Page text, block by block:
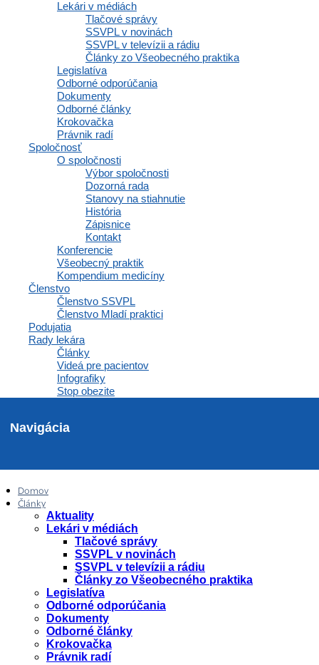
Lekári v médiách
Tlačové správy
SSVPL v novinách
SSVPL v televízii a rádiu
Články zo Všeobecného praktika
Legislatíva
Odborné odporúčania
Dokumenty
Odborné články
Krokovačka
Právnik radí
Spoločnosť
O spoločnosti
Výbor spoločnosti
Dozorná rada
Stanovy na stiahnutie
História
Zápisnice
Kontakt
Konferencie
Všeobecný praktik
Kompendium medicíny
Členstvo
Členstvo SSVPL
Členstvo Mladí praktici
Podujatia
Rady lekára
Články
Videá pre pacientov
Infografiky
Stop obezite
Polianky 5, 841 01 Bratislava
Členstvo
Osobné informácie a profil
Vzdelávacie materiály a odborné zdroje
Zápisnice a interné dokumenty spoločnosti
Komunikácia a správy
Inzercia abmulancií
Domovská stránka
Osobné informácie a profil
Výhody a zľavy
Vzdelávacie materiály a odborné zdroje
Zápisnice a interné dokumenty spoločnosti
Komunikácia a správy
Inzercia abmulancií
Domovská stránka
Navigácia
Domov
Články
Aktuality
Lekári v médiách
Tlačové správy
SSVPL v novinách
SSVPL v televízii a rádiu
Články zo Všeobecného praktika
Legislatíva
Odborné odporúčania
Dokumenty
Odborné články
Krokovačka
Právnik radí